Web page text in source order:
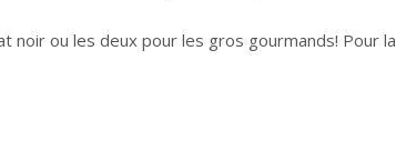
noir ou les deux pour les gros gourmands! Pour la